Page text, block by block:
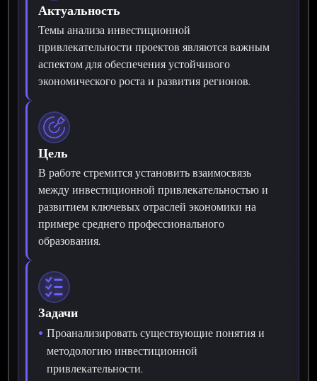
Актуальность
Темы анализа инвестиционной
привлекательности проектов являются важным
аспектом для обеспечения устойчивого
экономического роста и развития регионов.
Цель
В работе стремится установить взаимосвязь
между инвестиционной привлекательностью и
развитием ключевых отраслей экономики на
примере среднего профессионального
образования.
Задачи
Проанализировать существующие понятия и
методологию инвестиционной
привлекательности.